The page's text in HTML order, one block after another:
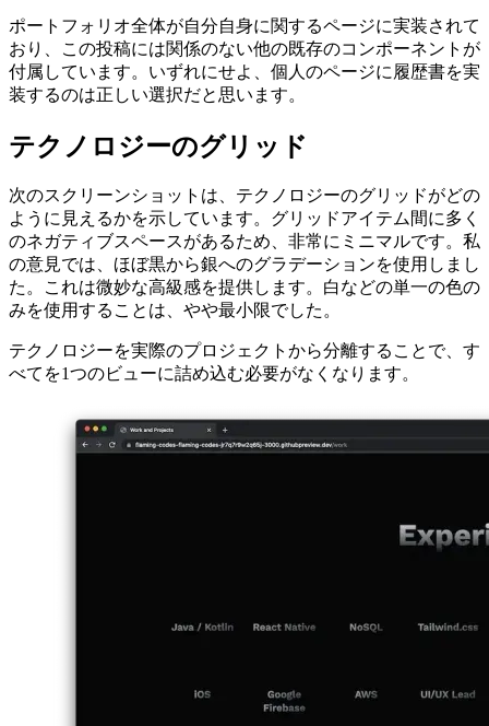
報を提供するデータの2番目のグリッドを追加することにし
ました。この構造を2つの異なるグリッドで維持するかどう
かはわかりませんが、執筆時点では、これが私が採用するこ
とにした設計でした。
おり、この投稿には関係のない他の既存のコンポーネントが
装するのは正しい選択だと思います。
テクノロジーのグリッド
次のスクリーンショットは、テクノロジーのグリッドがどの
ように見えるかを示しています。グリッドアイテム間に多く
のネガティブスペースがあるため、非常にミニマルです。私
の意見では、ほぼ黒から銀へのグラデーションを使用しまし
た。これは微妙な高級感を提供します。白などの単一の色の
テクノロジーを実際のプロジェクトから分離することで、す